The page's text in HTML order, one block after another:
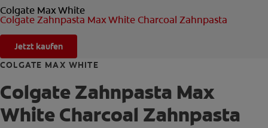
Colgate Max White
Colgate Zahnpasta Max White Charcoal Zahnpasta
Jetzt kaufen
COLGATE MAX WHITE
Colgate Zahnpasta Max
White Charcoal Zahnpasta